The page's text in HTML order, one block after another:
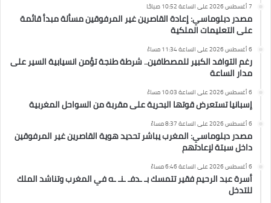
7 أغسطس 2026 على الساعة 10:52 صباحًا
مصدر دبلوماسي: إعادة القاصرين غير المرفوقين مسألة مبدأ قائمة
على التعليمات الملكية
6 أغسطس 2026 على الساعة 11:34 مساءً
رغم التوافد الكبير للمصطافين.. شرطة طنجة تؤمن انسيابية السير على
مدار الساعة
6 أغسطس 2026 على الساعة 10:03 مساءً
إسبانيا تستعرض قوتها البحرية على مقربة من السواحل المغربية
6 أغسطس 2026 على الساعة 8:37 مساءً
مصدر دبلوماسي: المغرب يباشر تحديد هوية القاصرين غير المرفوقين
داخل سبتة لإعادتهم
6 أغسطس 2026 على الساعة 6:46 مساءً
أسرة عبد الرحيم فقير تتمسك بـ ـدفـ ـنـ ـه في المغرب وتناشد الملك
للتدخل